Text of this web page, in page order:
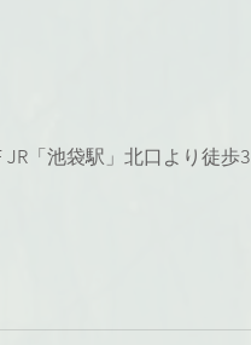
JR「池袋駅」北口より徒歩3